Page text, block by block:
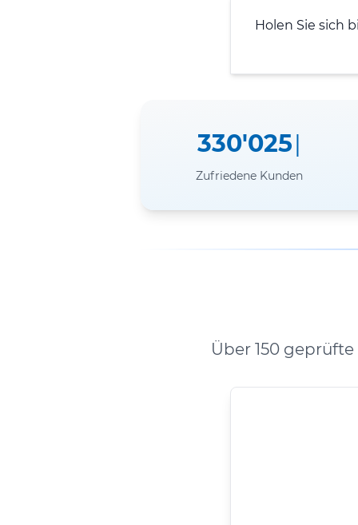
Holen Sie sich
330'025
Zufriedene Kunden
Über 150